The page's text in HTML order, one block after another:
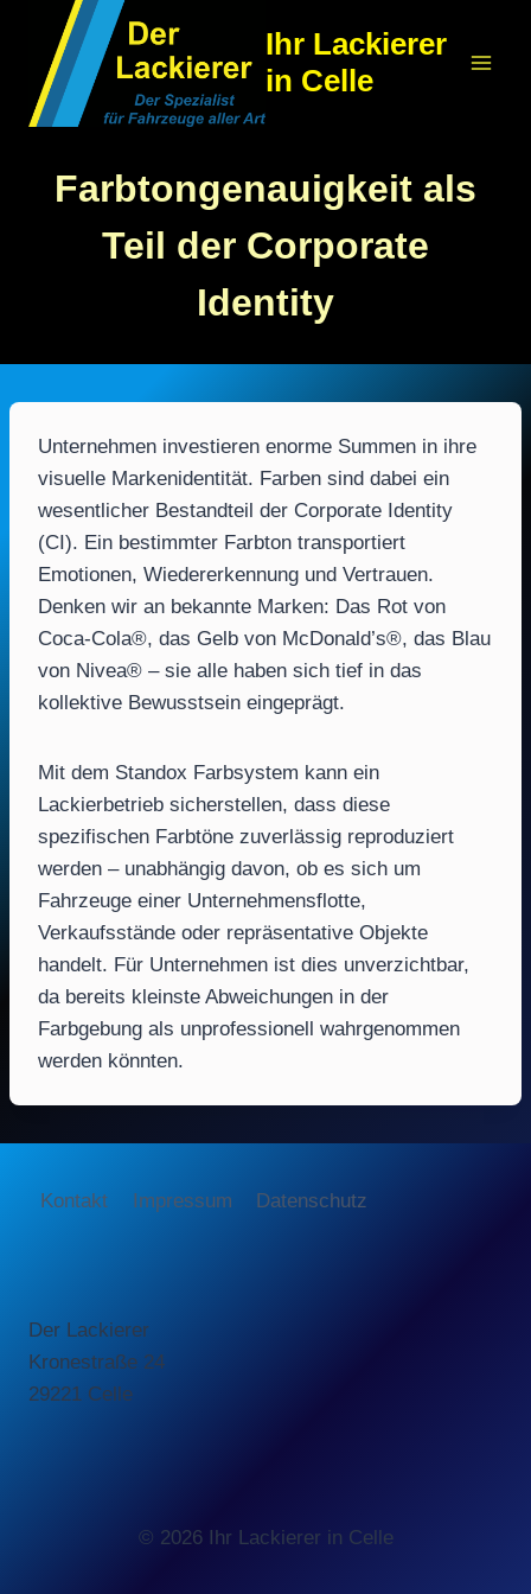
springen
Ihr Lackierer
in Celle
Farbtongenauigkeit als
Teil der Corporate
Identity
Unternehmen investieren enorme Summen in ihre
visuelle Markenidentität. Farben sind dabei ein
wesentlicher Bestandteil der Corporate Identity
(CI). Ein bestimmter Farbton transportiert
Emotionen, Wiedererkennung und Vertrauen.
Denken wir an bekannte Marken: Das Rot von
Coca-Cola®, das Gelb von McDonald’s®, das Blau
von Nivea® – sie alle haben sich tief in das
kollektive Bewusstsein eingeprägt.
Mit dem Standox Farbsystem kann ein
Lackierbetrieb sicherstellen, dass diese
spezifischen Farbtöne zuverlässig reproduziert
werden – unabhängig davon, ob es sich um
Fahrzeuge einer Unternehmensflotte,
Verkaufsstände oder repräsentative Objekte
handelt. Für Unternehmen ist dies unverzichtbar,
da bereits kleinste Abweichungen in der
Farbgebung als unprofessionell wahrgenommen
werden könnten.
Kontakt Impressum Datenschutz
Der Lackierer
Kronestraße 24
29221 Celle
© 2026 Ihr Lackierer in Celle